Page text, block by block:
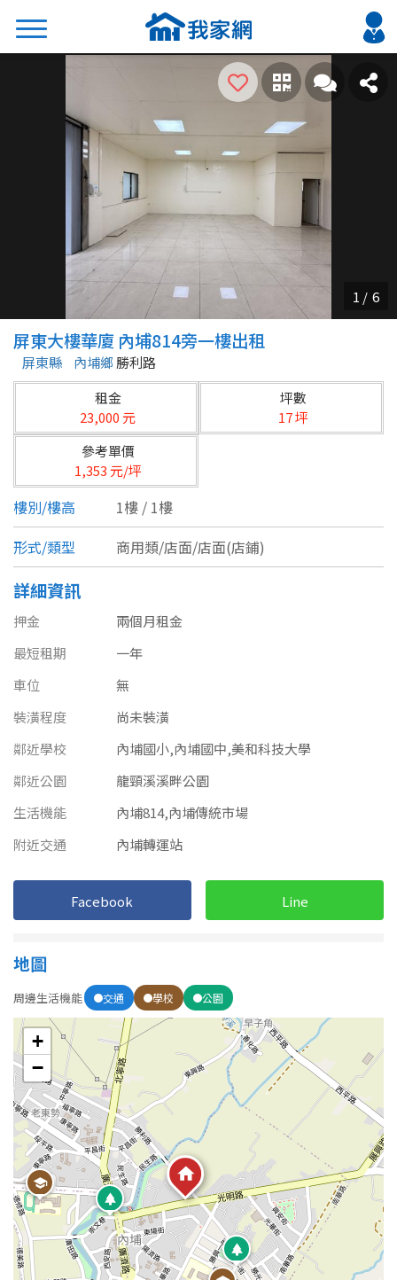
搜尋
熱門關鍵字
2026 台北降價好屋限量釋出
2026 新北降價好屋限量釋出
2026 台中降價好屋限量釋出
2026 台南降價好屋限量釋出
2026 高雄降價好屋限量釋出
縣市
不限
台北市
基隆市
新北市
宜蘭縣
桃園市
苗栗縣
台中市
彰化縣
雲林縣
嘉義市
嘉義縣
高雄市
澎湖縣
屏東縣
台東縣
花蓮縣
金門連江
區域
類型(可複選)
不拘
透天厝
廠辦 倉庫
坪數
不拘
20坪以下
40~50 坪 50~60 坪
80坪以上
坪
樓層
不拘
地下室
1樓 2樓
3樓 4樓
屏東大樓華廈 內埔814旁一樓出租
屏東縣 內埔鄉 勝利路
租金
23,000 元
坪數
17 坪
參考單價
1,353 元/坪
樓別/樓高
1樓 / 1樓
形式/類型
商用類/店面/店面(店鋪)
詳細資訊
押金
兩個月租金
最短租期
一年
車位
無
裝潢程度
尚未裝潢
鄰近學校
內埔國小,內埔國中,美和科技大學
鄰近公園
龍頸溪溪畔公園
生活機能
內埔814,內埔傳統市場
附近交通
內埔轉運站
Facebook Line
地圖
周邊生活機能 交通 學校 公園
+
−